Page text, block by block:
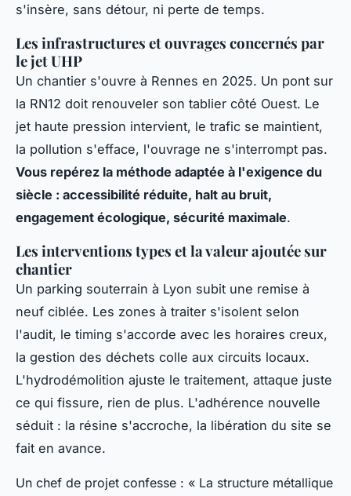
s'insère, sans détour, ni perte de temps.
Les infrastructures et ouvrages concernés par
le jet UHP
Un chantier s'ouvre à Rennes en 2025. Un pont sur
la RN12 doit renouveler son tablier côté Ouest. Le
jet haute pression intervient, le trafic se maintient,
la pollution s'efface, l'ouvrage ne s'interrompt pas.
Vous repérez la méthode adaptée à l'exigence du
siècle : accessibilité réduite, halt au bruit,
engagement écologique, sécurité maximale.
Les interventions types et la valeur ajoutée sur
chantier
Un parking souterrain à Lyon subit une remise à
neuf ciblée. Les zones à traiter s'isolent selon
l'audit, le timing s'accorde avec les horaires creux,
la gestion des déchets colle aux circuits locaux.
L'hydrodémolition ajuste le traitement, attaque juste
ce qui fissure, rien de plus. L'adhérence nouvelle
séduit : la résine s'accroche, la libération du site se
fait en avance.
Un chef de projet confesse : « La structure métallique